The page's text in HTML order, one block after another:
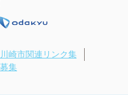
川崎市関連リンク集
集